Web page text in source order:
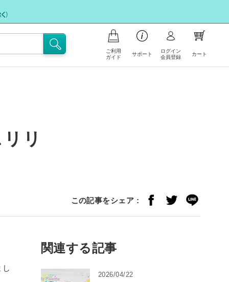
ご利用
ガイド
配送・送料について
サポート
FAX注文に関するご案内
品ご請求のお申込み
ログイン
会員登録
カート
リ
この記事をシェア :
関連する記事
2026/04/22